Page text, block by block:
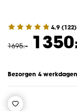
4.9 (122)
1695.-
Bezorgen 4 werkdagen